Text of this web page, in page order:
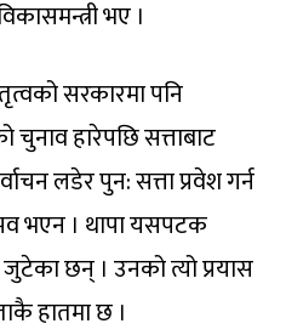
भए ।
सरकारमा पनि
चुनाव हारेपछि सत्ताबाट
लडेर पुन: सत्ता प्रवेश गर्न
भएन । थापा यसपटक
जुटेका छन् । उनको त्यो प्रयास
हातमा छ ।